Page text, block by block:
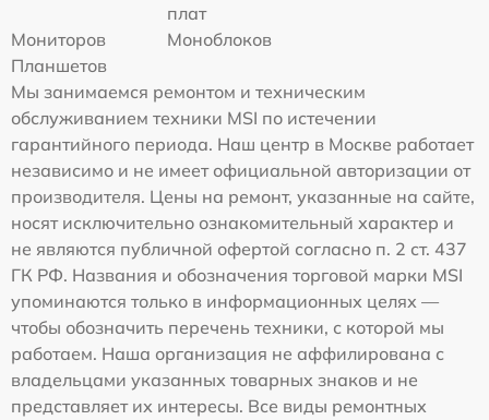
плат
Мониторов
Моноблоков
Планшетов
Мы занимаемся ремонтом и техническим
обслуживанием техники MSI по истечении
гарантийного периода. Наш центр в Москве работает
независимо и не имеет официальной авторизации от
производителя. Цены на ремонт, указанные на сайте,
носят исключительно ознакомительный характер и
не являются публичной офертой согласно п. 2 ст. 437
ГК РФ. Названия и обозначения торговой марки MSI
упоминаются только в информационных целях —
чтобы обозначить перечень техники, с которой мы
работаем. Наша организация не аффилирована с
владельцами указанных товарных знаков и не
представляет их интересы. Все виды ремонтных